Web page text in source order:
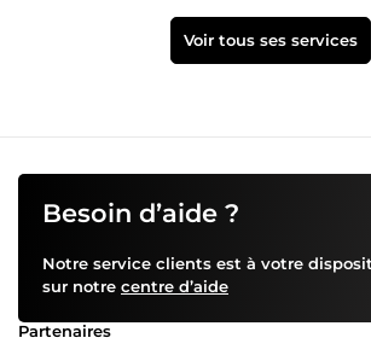
Voir tous ses services
Besoin d’aide ?
Notre service clients est à votre
sur notre centre d’aide
Partenaires